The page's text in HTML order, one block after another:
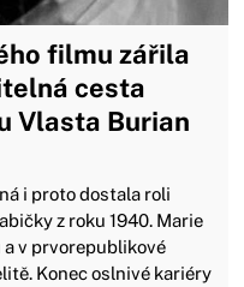
filmu zářila
cesta
Vlasta Burian
i proto dostala roli
z roku 1940. Marie
a v prvorepublikové
Konec oslnivé kariéry